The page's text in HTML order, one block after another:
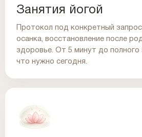
Занятия йогой
Протокол под конкретный
осанка, восстановление после
здоровье. От 5 минут до
что нужно сегодня.